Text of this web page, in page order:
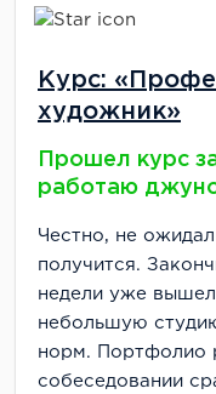
Курс:
художник»
Прошел курс
работаю
Честно, не
получится.
недели уже
небольшую
норм. Портфолио
собеседовании